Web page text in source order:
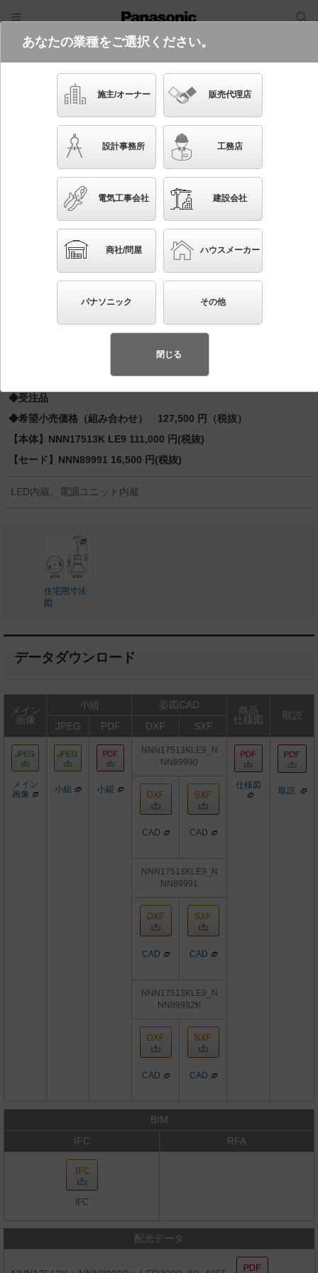
電気・建築設備（ビジネス）
フリーワード
品番・キーワード
かんたん照度計算
NNN17513K LE9
(別売セードNNN89991との組み合わ
せ)
天井吊下型 LED（電球色） ペンダント 乳白セード
タイプ・拡散タイプ コンパクト形蛍光灯FHT42形3灯器
具相当 LED 550形
（長寿命・省電力のLEDを主照明にした、高品
質、快適性、先進性を備えた商品群です。）※LEDを中心とする次世
◆受注品
◆希望小売価格（組み合わせ） 127,500 円（税抜）
【本体】NNN17513K LE9 111,000 円(税抜)
【セード】NNN89991 16,500 円(税抜)
LED内蔵、電源ユニット内蔵
住宅用寸法
図
データダウンロード
メイン
画像
小組 姿図CAD
商品
仕様図
取説
JPEG
PDF DXF SXF
メイン
画像
小組 小組
NNN17513KLE9_N
NN89990
仕様図
取説
CAD CAD
NNN17513KLE9_N
NN89991
CAD CAD
NNN17513KLE9_N
NN89992K
CAD CAD
BIM
IFC
RFA
IFC
配光データ
あなたの業種をご選択ください。
施主/オーナー 販売代理店
設計事務所 工務店
電気工事会社 建設会社
商社/問屋 ハウスメーカー
パナソニック その他
閉じる